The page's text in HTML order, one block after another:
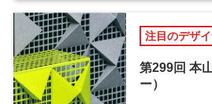
注目のデザ
第299回 本
ー）